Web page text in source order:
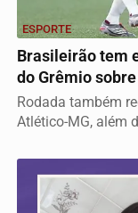
ESPORTE
Brasileirão tem
do Grêmio
Rodada também
Atlético-MG, além